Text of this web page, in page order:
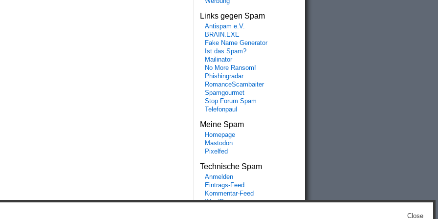
Links gegen Spam
Antispam e.V.
BRAIN.EXE
Fake Name Generator
Ist das Spam?
Mailinator
No More Ransom!
Phishingradar
RomanceScambaiter
Spamgourmet
Stop Forum Spam
Telefonpaul
Meine Spam
Homepage
Mastodon
Pixelfed
Technische Spam
Anmelden
Eintrags-Feed
Kommentar-Feed
WordPress.org
Close